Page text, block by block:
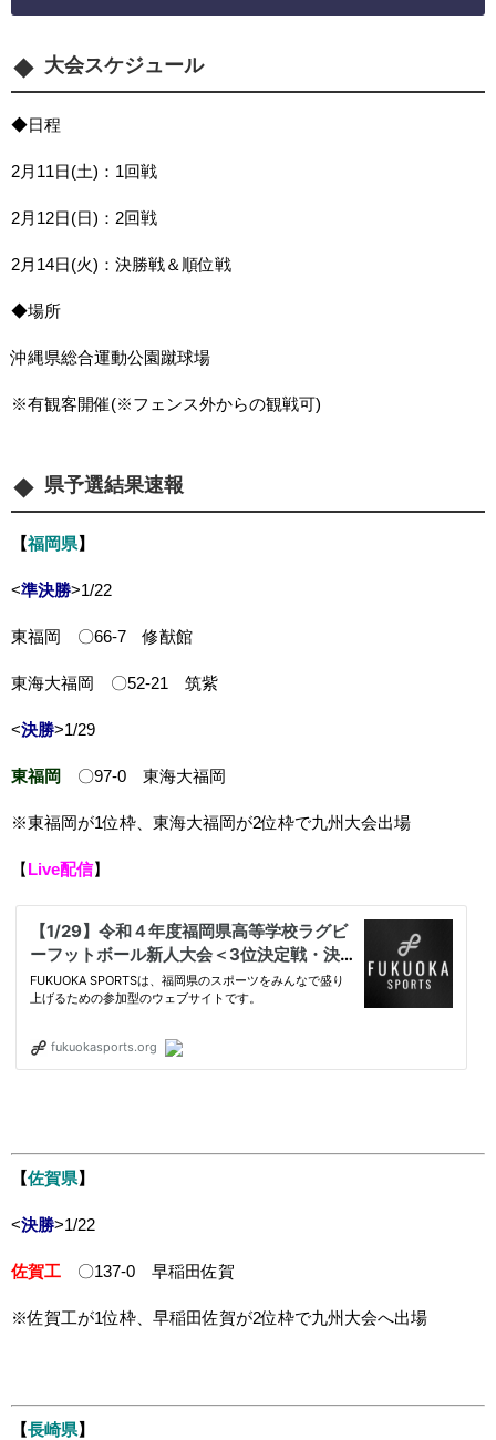
大会スケジュール
◆日程
2月11日(土)：1回戦
2月12日(日)：2回戦
2月14日(火)：決勝戦＆順位戦
◆場所
沖縄県総合運動公園蹴球場
※有観客開催(※フェンス外からの観戦可)
県予選結果速報
【福岡県 】
<準決勝>1/22
東福岡 〇66-7 修猷館
東海大福岡 〇52-21 筑紫
<決勝>1/29
東福岡 〇97-0 東海大福岡
※東福岡が1位枠、東海大福岡が2位枠で九州大会出場
【 Live配信】
【佐賀県 】
<決勝>1/22
佐賀工 〇137-0 早稲田佐賀
※佐賀工が1位枠、早稲田佐賀が2位枠で九州大会へ出場
【長崎県 】